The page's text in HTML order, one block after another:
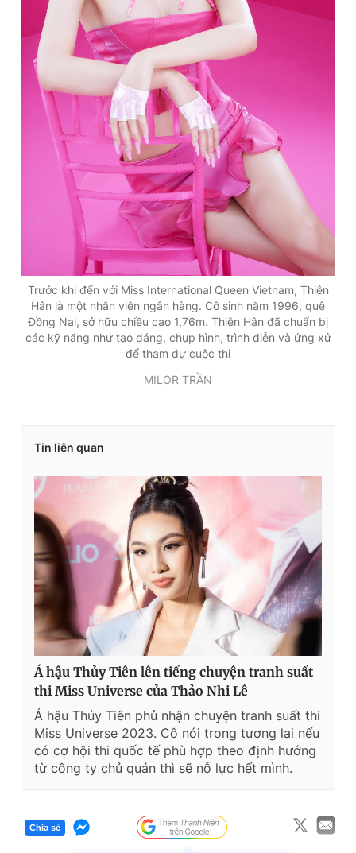
Trước khi đến với Miss International Queen Vietnam, Thiên
Hân là một nhân viên ngân hàng. Cô sinh năm 1996, quê
Đồng Nai, sở hữu chiều cao 1,76m. Thiên Hân đã chuẩn bị
các kỹ năng như tạo dáng, chụp hình, trình diễn và ứng xử
để tham dự cuộc thi
MILOR TRẦN
Tin liên quan
Á hậu Thủy Tiên lên tiếng chuyện tranh suất
thi Miss Universe của Thảo Nhi Lê
Á hậu Thủy Tiên phủ nhận chuyện tranh suất thi
Miss Universe 2023. Cô nói trong tương lai nếu
có cơ hội thi quốc tế phù hợp theo định hướng
từ công ty chủ quản thì sẽ nỗ lực hết mình.
Chia sẻ